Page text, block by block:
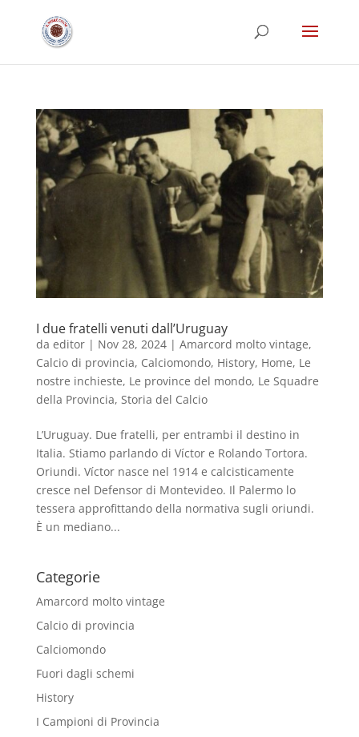
I due fratelli venuti dall’Uruguay
da editor| Nov 28, 2024| Amarcord molto vintage,
Calcio di provincia, Calciomondo, History, Home, Le
nostre inchieste, Le province del mondo, Le Squadre
della Provincia, Storia del Calcio
L’Uruguay. Due fratelli, per entrambi il destino in
Italia. Stiamo parlando di Víctor e Rolando Tortora.
Oriundi. Víctor nasce nel 1914 e calcisticamente
cresce nel Defensor di Montevideo. Il Palermo lo
tessera approfittando della normativa sugli oriundi.
È un mediano...
Categorie
Amarcord molto vintage
Calcio di provincia
Calciomondo
Fuori dagli schemi
History
I Campioni di Provincia